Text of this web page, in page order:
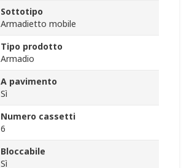
Sottotipo
Armadietto mobile
Tipo prodotto
Armadio
A pavimento
Sì
Numero cassetti
6
Bloccabile
Sì